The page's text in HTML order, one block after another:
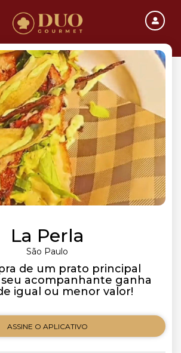
La Perla
São Paulo
de um prato principal
seu acompanhante ganha
igual ou menor valor!
ASSINE O APLICATIVO